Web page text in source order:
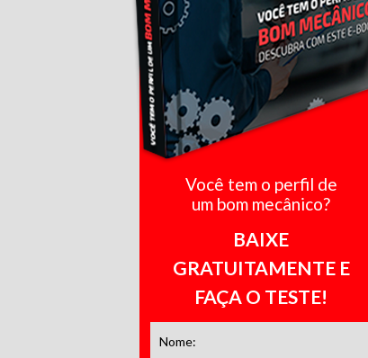
Você tem o perfil de
um bom mecânico?
BAIXE
GRATUITAMENTE E
FAÇA O TESTE!